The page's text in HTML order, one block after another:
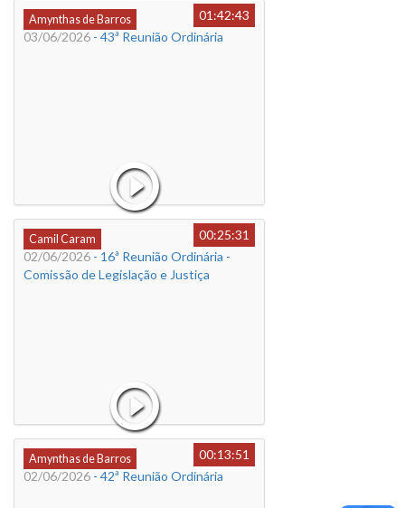
Amynthas de Barros
01:42:43
03/06/2026 - 43ª Reunião Ordinária
Camil Caram
00:25:31
02/06/2026 - 16ª Reunião Ordinária -
Comissão de Legislação e Justiça
Amynthas de Barros
00:13:51
02/06/2026 - 42ª Reunião Ordinária